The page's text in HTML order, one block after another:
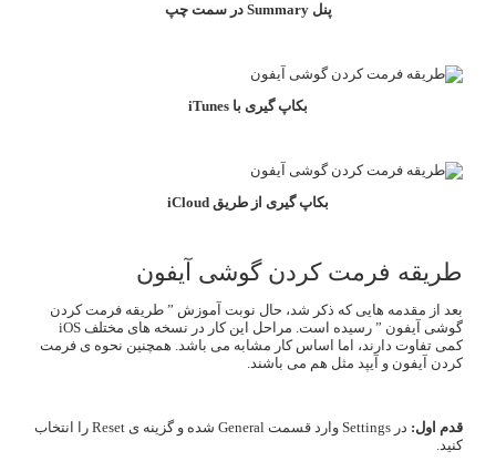
پنل Summary در سمت چپ
بکاپ گیری با iTunes
بکاپ گیری از طریق iCloud
طریقه فرمت کردن گوشی آیفون
بعد از مقدمه هایی که ذکر شد، حال نوبت آموزش ” طریقه فرمت کردن
گوشی آیفون ” رسیده است. مراحل این کار در نسخه های مختلف iOS
کمی تفاوت دارند، اما اساس کار مشابه می باشد. همچنین نحوه ی فرمت
کردن آیفون و آیپد مثل هم می باشند.
قدم اول:
در Settings وارد قسمت General شده و گزینه ی Reset را انتخاب
کنید.